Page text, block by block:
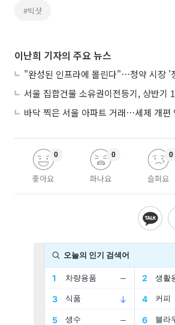
#빅샷
이난희 기자의 주요 뉴스
서울 집합건물 소유권이전등기, 상반기
바닥 찍은 서울 아파트 거래⋯세제 개편
좋아요
0
화나요
0
슬퍼요
0